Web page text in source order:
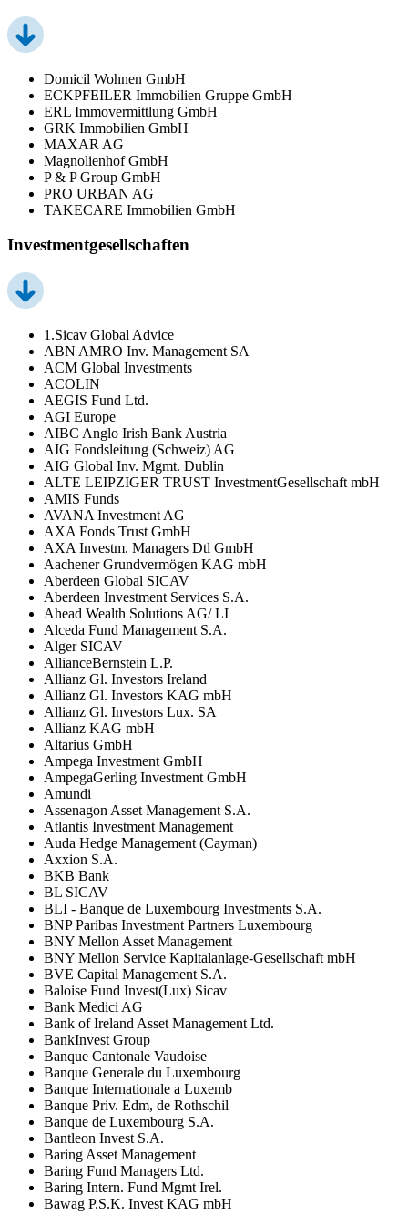
Domicil Wohnen GmbH
ECKPFEILER Immobilien Gruppe GmbH
ERL Immovermittlung GmbH
GRK Immobilien GmbH
MAXAR AG
Magnolienhof GmbH
P & P Group GmbH
PRO URBAN AG
TAKECARE Immobilien GmbH
Investmentgesellschaften
1.Sicav Global Advice
ABN AMRO Inv. Management SA
ACM Global Investments
ACOLIN
AEGIS Fund Ltd.
AGI Europe
AIBC Anglo Irish Bank Austria
AIG Fondsleitung (Schweiz) AG
AIG Global Inv. Mgmt. Dublin
ALTE LEIPZIGER TRUST InvestmentGesellschaft mbH
AMIS Funds
AVANA Investment AG
AXA Fonds Trust GmbH
AXA Investm. Managers Dtl GmbH
Aachener Grundvermögen KAG mbH
Aberdeen Global SICAV
Aberdeen Investment Services S.A.
Ahead Wealth Solutions AG/ LI
Alceda Fund Management S.A.
Alger SICAV
AllianceBernstein L.P.
Allianz Gl. Investors Ireland
Allianz Gl. Investors KAG mbH
Allianz Gl. Investors Lux. SA
Allianz KAG mbH
Altarius GmbH
Ampega Investment GmbH
AmpegaGerling Investment GmbH
Amundi
Assenagon Asset Management S.A.
Atlantis Investment Management
Auda Hedge Management (Cayman)
Axxion S.A.
BKB Bank
BL SICAV
BLI - Banque de Luxembourg Investments S.A.
BNP Paribas Investment Partners Luxembourg
BNY Mellon Asset Management
BNY Mellon Service Kapitalanlage-Gesellschaft mbH
BVE Capital Management S.A.
Baloise Fund Invest(Lux) Sicav
Bank Medici AG
Bank of Ireland Asset Management Ltd.
BankInvest Group
Banque Cantonale Vaudoise
Banque Generale du Luxembourg
Banque Internationale a Luxemb
Banque Priv. Edm, de Rothschil
Banque de Luxembourg S.A.
Bantleon Invest S.A.
Baring Asset Management
Baring Fund Managers Ltd.
Baring Intern. Fund Mgmt Irel.
Bawag P.S.K. Invest KAG mbH